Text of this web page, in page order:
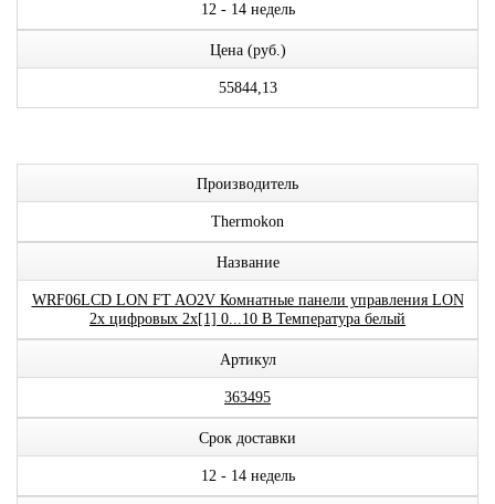
12 - 14 недель
Цена (руб.)
55844,13
Производитель
Thermokon
Название
WRF06LCD LON FT AO2V Комнатные панели управления LON
2x цифровых 2x[1] 0...10 В Температура белый
Артикул
363495
Срок доставки
12 - 14 недель